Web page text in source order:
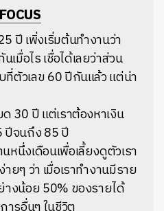
ปี เพิ่งเริ่มต้นทำงานว่า
มื่อไร เชื่อได้เลยว่าส่วน
ตัวเลข 60 ปีกันแล้ว แต่น่า
30 ปี แต่เราต้องหาเงิน
ปีจนถึง 85 ปี
หนึ่งเดือนเพื่อเลี้ยงดูตัวเรา
ยๆ ว่า เมื่อเราทำงานมีราย
างน้อย 50% ของรายได้